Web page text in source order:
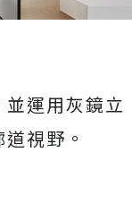
運用灰鏡立
視野。